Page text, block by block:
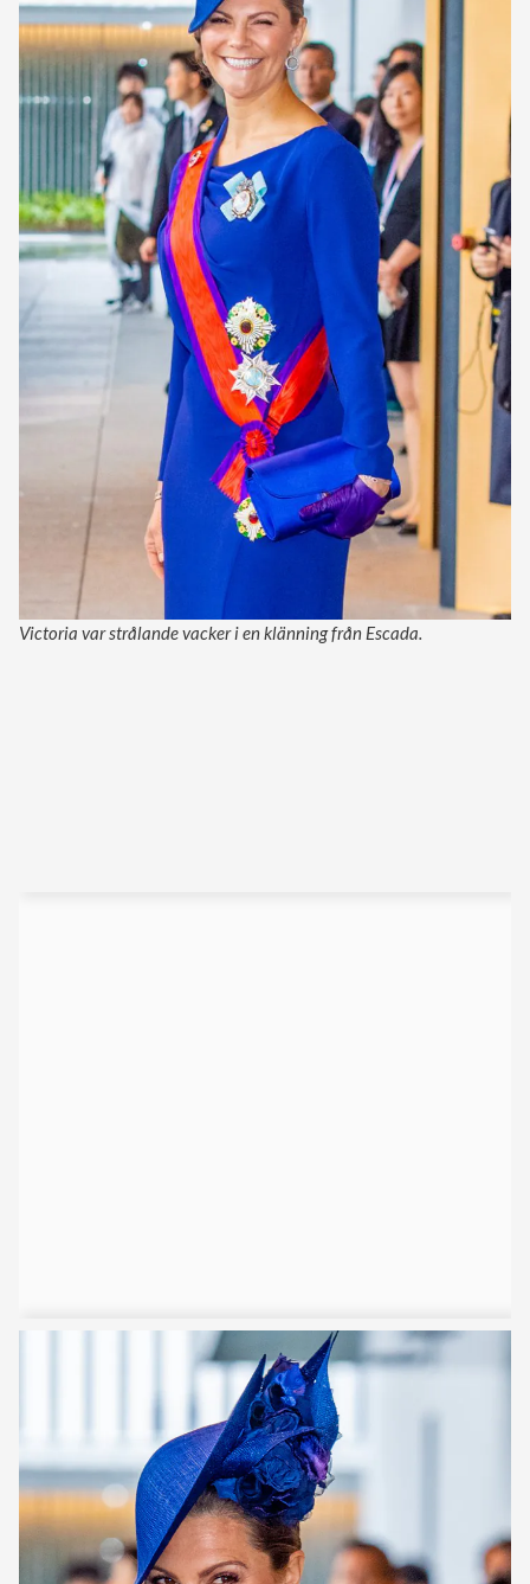
Victoria var strålande vacker i en klänning från Escada.